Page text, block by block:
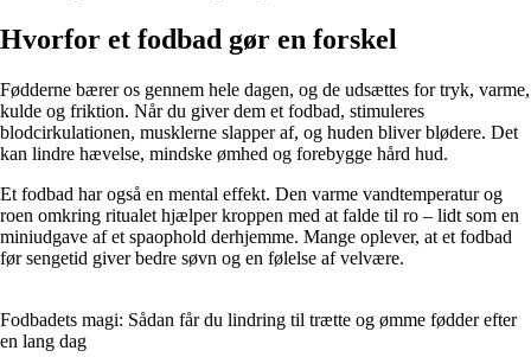
Hvorfor et fodbad gør en forskel
Fødderne bærer os gennem hele dagen, og de udsættes for tryk, varme,
kulde og friktion. Når du giver dem et fodbad, stimuleres
blodcirkulationen, musklerne slapper af, og huden bliver blødere. Det
kan lindre hævelse, mindske ømhed og forebygge hård hud.
Et fodbad har også en mental effekt. Den varme vandtemperatur og
roen omkring ritualet hjælper kroppen med at falde til ro – lidt som en
miniudgave af et spaophold derhjemme. Mange oplever, at et fodbad
før sengetid giver bedre søvn og en følelse af velvære.
Fodbadets magi: Sådan får du lindring til trætte og ømme fødder efter
en lang dag